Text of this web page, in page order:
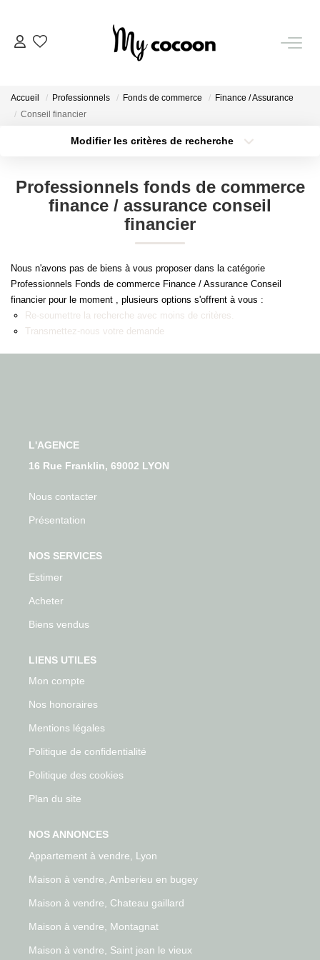
NOS PRESTATIONS
CHASSE IMMOBILIÈRE
NOTRE AGENCE
Qui Sommes-Nous
Accueil Professionnels Fonds de commerce
Finance / Assurance
Conseil financier
Modifier les critères de recherche
Surface min
Professionnels fonds de commerce
finance / assurance conseil
financier
Nous n'avons pas de biens à vous proposer dans la catégorie
Professionnels Fonds de commerce Finance / Assurance Conseil
financier pour le moment , plusieurs options s'offrent à vous :
Re-soumettre la recherche avec moins de critères.
Transmettez-nous votre demande
L'AGENCE
16 Rue Franklin, 69002 LYON
Nous contacter
Présentation
NOS SERVICES
Estimer
Acheter
Biens vendus
LIENS UTILES
Mon compte
Nos honoraires
Mentions légales
Politique de confidentialité
Politique des cookies
Plan du site
NOS ANNONCES
Appartement à vendre, Lyon
Maison à vendre, Amberieu en bugey
Maison à vendre, Chateau gaillard
Maison à vendre, Montagnat
Maison à vendre, Saint jean le vieux